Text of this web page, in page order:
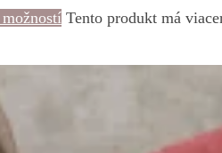
Tento produkt má